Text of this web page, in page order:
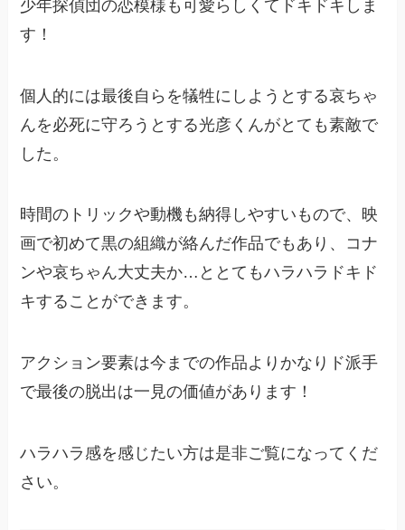
少年探偵団の恋模様も可愛らしくてドキドキしま
す！
個人的には最後自らを犠牲にしようとする哀ちゃ
んを必死に守ろうとする光彦くんがとても素敵で
した。
時間のトリックや動機も納得しやすいもので、映
画で初めて黒の組織が絡んだ作品でもあり、コナ
ンや哀ちゃん大丈夫か…ととてもハラハラドキド
キすることができます。
アクション要素は今までの作品よりかなりド派手
で最後の脱出は一見の価値があります！
ハラハラ感を感じたい方は是非ご覧になってくだ
さい。